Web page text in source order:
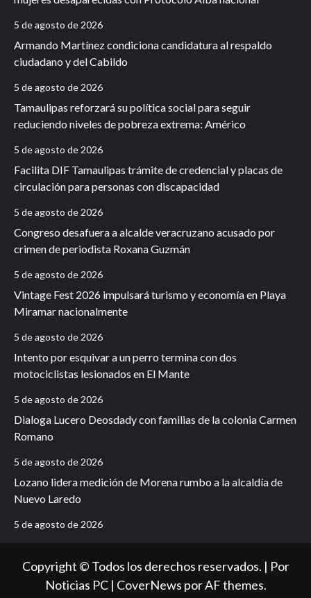
5 de agosto de 2026
Armando Martínez condiciona candidatura al respaldo
ciudadano y del Cabildo
5 de agosto de 2026
Tamaulipas reforzará su política social para seguir
reduciendo niveles de pobreza extrema: Américo
5 de agosto de 2026
Facilita DIF Tamaulipas trámite de credencial y placas de
circulación para personas con discapacidad
5 de agosto de 2026
Congreso desafuera a alcalde veracruzano acusado por
crimen de periodista Roxana Guzmán
5 de agosto de 2026
Vintage Fest 2026 impulsará turismo y economía en Playa
Miramar nacionalmente
5 de agosto de 2026
Intento por esquivar a un perro termina con dos
motociclistas lesionados en El Mante
5 de agosto de 2026
Dialoga Lucero Deosdady con familias de la colonia Carmen
Romano
5 de agosto de 2026
Lozano lidera medición de Morena rumbo a la alcaldía de
Nuevo Laredo
5 de agosto de 2026
Copyright © Todos los derechos reservados. | Por
Noticias PC | CoverNews por AF themes.